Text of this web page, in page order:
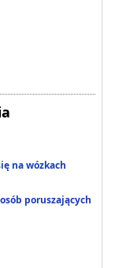
na wózkach
poruszających